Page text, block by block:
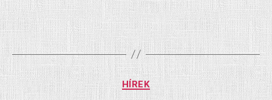
szerzője
dátuma
Kategóriák
HÍREK